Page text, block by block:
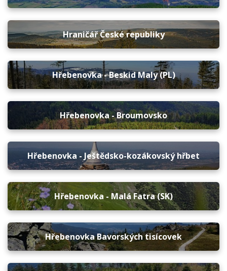
Hraničář České republiky
Hřebenovka - Beskid Maly (PL)
Hřebenovka - Broumovsko
Hřebenovka - Ještědsko-kozákovský hřbet
Hřebenovka - Malá Fatra (SK)
Hřebenovka Bavorských tisícovek